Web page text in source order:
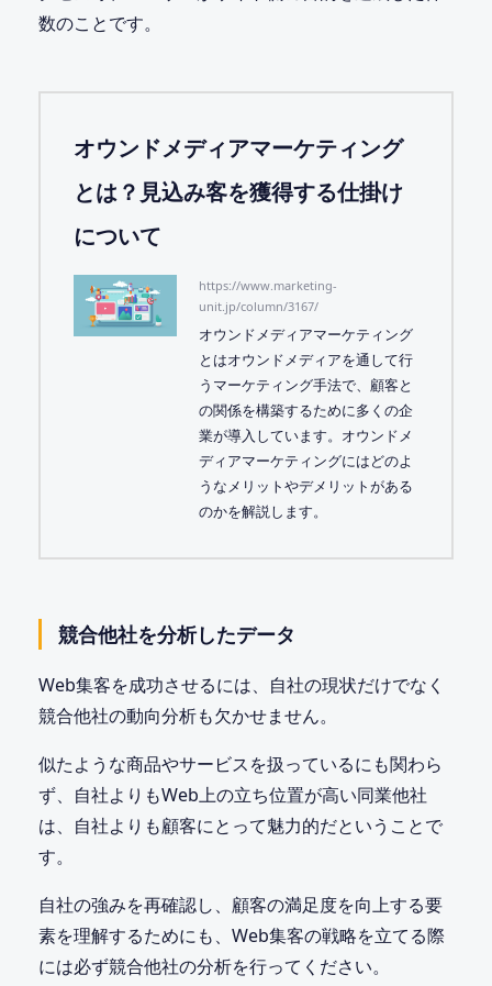
数のことです。
オウンドメディアマーケティング
とは？見込み客を獲得する仕掛け
について
https://www.marketing-
unit.jp/column/3167/
オウンドメディアマーケティング
とはオウンドメディアを通して行
うマーケティング手法で、顧客と
の関係を構築するために多くの企
業が導入しています。オウンドメ
ディアマーケティングにはどのよ
うなメリットやデメリットがある
のかを解説します。
競合他社を分析したデータ
Web集客を成功させるには、自社の現状だけでなく
競合他社の動向分析も欠かせません。
似たような商品やサービスを扱っているにも関わら
ず、自社よりもWeb上の立ち位置が高い同業他社
は、自社よりも顧客にとって魅力的だということで
す。
自社の強みを再確認し、顧客の満足度を向上する要
素を理解するためにも、Web集客の戦略を立てる際
には必ず競合他社の分析を行ってください。